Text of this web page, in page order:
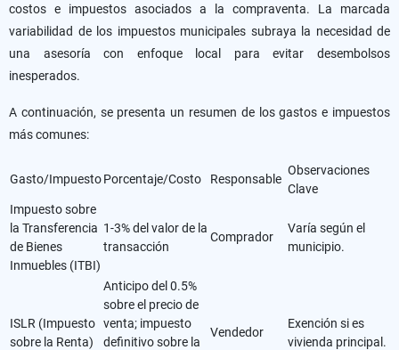
costos e impuestos asociados a la compraventa. La marcada
variabilidad de los impuestos municipales subraya la necesidad de
una asesoría con enfoque local para evitar desembolsos
inesperados.
A continuación, se presenta un resumen de los gastos e impuestos
más comunes:
Gasto/ImpuestoPorcentaje/Costo Responsable
Observaciones
Clave
Impuesto sobre
la Transferencia
de Bienes
Inmuebles (ITBI)
1-3% del valor de la
transacción
Comprador
Varía según el
municipio.
ISLR (Impuesto
sobre la Renta)
Anticipo del 0.5%
sobre el precio de
venta; impuesto
definitivo sobre la
Vendedor
Exención si es
vivienda principal.